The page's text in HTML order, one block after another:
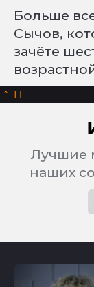
Больше
Сычов,
зачёте
^
Лучшие
наших